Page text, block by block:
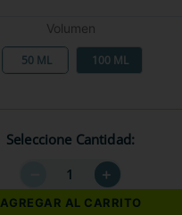
Volumen
50 ML 100 ML
Seleccione Cantidad
＋
AGREGAR AL CARRITO